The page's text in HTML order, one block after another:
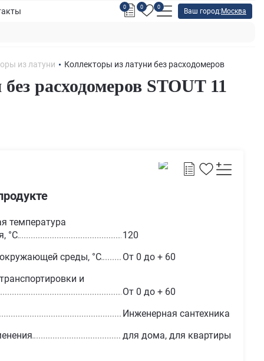
0 0 0
Ваш город: Москва
из латуни Коллекторы из латуни без расходомеров
расходомеров STOUT 11
температура
°С
120
среды, °С
От 0 до + 60
и
От 0 до + 60
Инженерная сантехника
для дома, для квартиры